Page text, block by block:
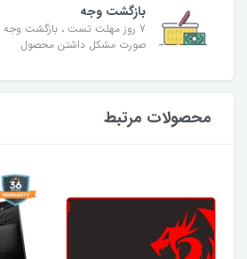
بازگشت وجه
7 روز مهلت تست ، بازگشت
صورت مشکل داشتن محصول
محصولات مرتبط